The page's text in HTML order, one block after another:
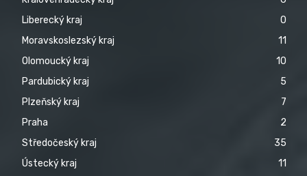
Liberecký kraj
0
Moravskoslezský kraj
11
Olomoucký kraj
10
Pardubický kraj
5
Plzeňský kraj
7
Praha
2
Středočeský kraj
35
Ústecký kraj
11